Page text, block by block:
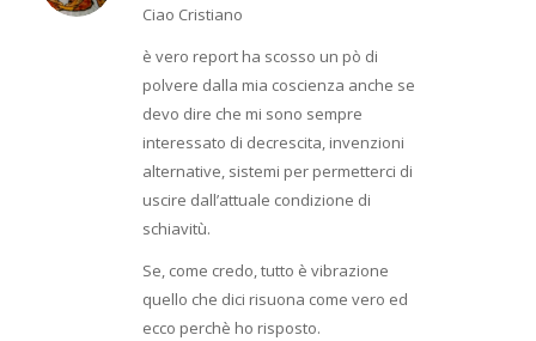
Ciao Cristiano
è vero report ha scosso un pò di
polvere dalla mia coscienza anche se
devo dire che mi sono sempre
interessato di decrescita, invenzioni
alternative, sistemi per permetterci di
uscire dall’attuale condizione di
schiavitù.
Se, come credo, tutto è vibrazione
quello che dici risuona come vero ed
ecco perchè ho risposto.